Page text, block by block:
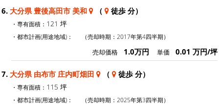
6. 大分県 豊後高田市 美和 （ 徒歩 分）
・専有面積： 121 坪
・都市計画(用途地域)： （売却時期：2017年第4四半期）
売却価格 1.0万円 単価 0.01 万円/坪
7. 大分県 由布市 庄内町畑田 （ 徒歩 分）
・専有面積： 115 坪
・都市計画(用途地域)： （売却時期：2025年第3四半期）